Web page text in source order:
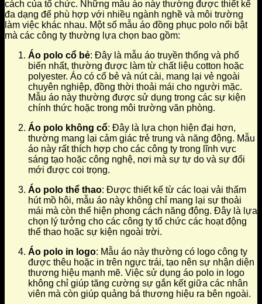
cách của tổ chức. Những mẫu áo này thường được thiết kế
đa dạng để phù hợp với nhiều ngành nghề và môi trường
làm việc khác nhau. Một số mẫu áo đồng phục polo nổi bật
mà các công ty thường lựa chọn bao gồm:
Áo polo cổ bẻ: Đây là mẫu áo truyền thống và phổ
biến nhất, thường được làm từ chất liệu cotton hoặc
polyester. Áo có cổ bẻ và nút cài, mang lại vẻ ngoài
chuyên nghiệp, đồng thời thoải mái cho người mặc.
Mẫu áo này thường được sử dụng trong các sự kiện
chính thức hoặc trong môi trường văn phòng.
Áo polo không cổ: Đây là lựa chọn hiện đại hơn,
thường mang lại cảm giác trẻ trung và năng động. Mẫu
áo này rất thích hợp cho các công ty trong lĩnh vực
sáng tạo hoặc công nghệ, nơi mà sự tự do và sự đổi
mới được coi trọng.
Áo polo thể thao: Được thiết kế từ các loại vải thấm
hút mồ hôi, mẫu áo này không chỉ mang lại sự thoải
mái mà còn thể hiện phong cách năng động. Đây là lựa
chọn lý tưởng cho các công ty tổ chức các hoạt động
thể thao hoặc sự kiện ngoài trời.
Áo polo in logo: Mẫu áo này thường có logo công ty
được thêu hoặc in trên ngực trái, tạo nên sự nhận diện
thương hiệu mạnh mẽ. Việc sử dụng áo polo in logo
không chỉ giúp tăng cường sự gắn kết giữa các nhân
viên mà còn giúp quảng bá thương hiệu ra bên ngoài.